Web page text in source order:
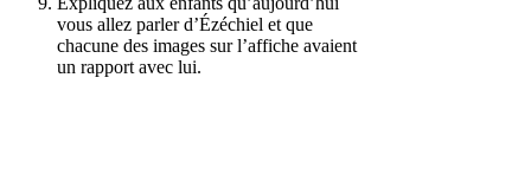
vous allez parler d’Ézéchiel et que
chacune des images sur l’affiche avaient
un rapport avec lui.